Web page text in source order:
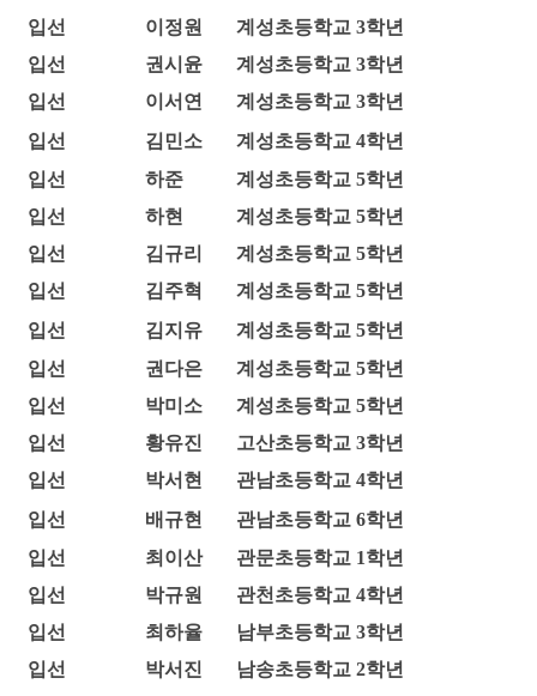
입선
이정원
계성초등학교 3학년
입선
권시윤
계성초등학교 3학년
입선
이서연
계성초등학교 3학년
입선
김민소
계성초등학교 4학년
입선
하준
계성초등학교 5학년
입선
하현
계성초등학교 5학년
입선
김규리
계성초등학교 5학년
입선
김주혁
계성초등학교 5학년
입선
김지유
계성초등학교 5학년
입선
권다은
계성초등학교 5학년
입선
박미소
계성초등학교 5학년
입선
황유진
고산초등학교 3학년
입선
박서현
관남초등학교 4학년
입선
배규현
관남초등학교 6학년
입선
최이산
관문초등학교 1학년
입선
박규원
관천초등학교 4학년
입선
최하율
남부초등학교 3학년
입선
박서진
남송초등학교 2학년